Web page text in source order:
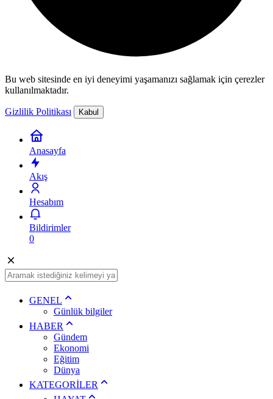
Bu web sitesinde en iyi deneyimi yaşamanızı sağlamak için çerezler
kullanılmaktadır.
Gizlilik Politikası Kabul
Anasayfa
Akış
Hesabım
Bildirimler
0
GENEL
Günlük bilgiler
HABER
Gündem
Ekonomi
Eğitim
Dünya
KATEGORİLER